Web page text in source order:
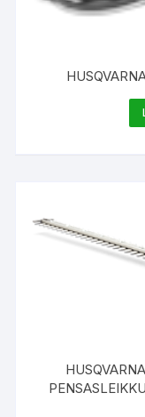
PENSASLEIKKURI (sis. BLi10-akku ja